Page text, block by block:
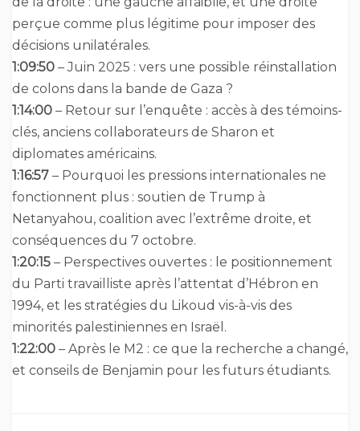
perçue comme plus légitime pour imposer des
décisions unilatérales.
1:09:50 – Juin 2025 : vers une possible réinstallation
de colons dans la bande de Gaza ?
1:14:00 – Retour sur l’enquête : accès à des témoins-
clés, anciens collaborateurs de Sharon et
diplomates américains.
1:16:57 – Pourquoi les pressions internationales ne
fonctionnent plus : soutien de Trump à
Netanyahou, coalition avec l’extrême droite, et
conséquences du 7 octobre.
1:20:15 – Perspectives ouvertes : le positionnement
du Parti travailliste après l’attentat d’Hébron en
1994, et les stratégies du Likoud vis-à-vis des
minorités palestiniennes en Israël.
1:22:00 – Après le M2 : ce que la recherche a changé,
et conseils de Benjamin pour les futurs étudiants.